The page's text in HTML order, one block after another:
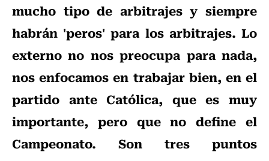
mucho tipo de arbitrajes y siempre
habrán 'peros' para los arbitrajes. Lo
externo no nos preocupa para nada,
nos enfocamos en trabajar bien, en el
partido ante Católica, que es muy
importante, pero que no define el
Campeonato. Son tres puntos